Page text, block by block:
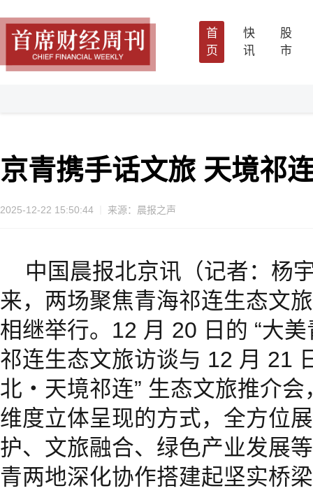
首
页
快
讯
股
市
京青携手话文旅 天境祁
2025-12-22 15:50:44 来源：晨报之声
中国晨报北京讯（记者：杨
来，两场聚焦青海祁连生态文
相继举行。12 月 20 日的 “大
祁连生态文旅访谈与 12 月 21
北・天境祁连” 生态文旅推介
维度立体呈现的方式，全方位
护、文旅融合、绿色产业发展
青两地深化协作搭建起坚实桥